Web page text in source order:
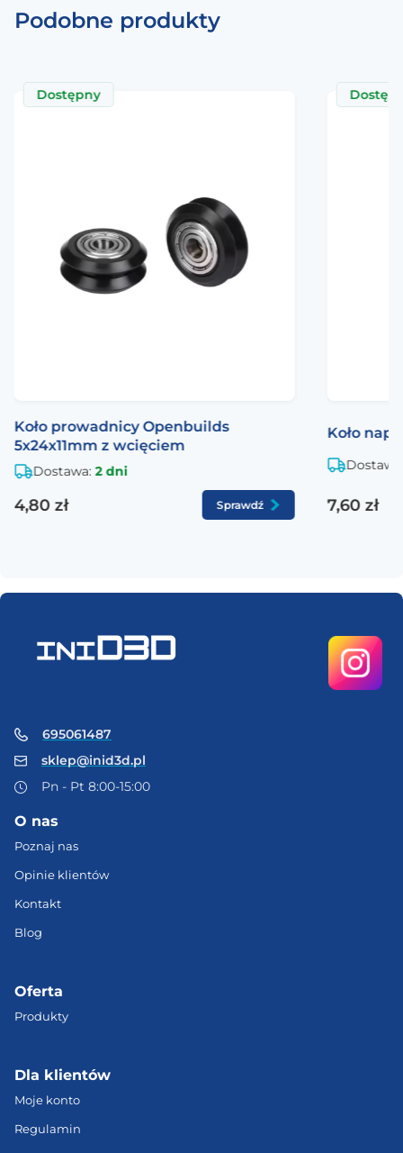
Podobne produkty
Koło prowadnicy Openbuilds
5x24x11mm z wcięciem
Dostawa:2 dni
4,80 zł Sprawdź
Dostępny
Koło
7,60 zł
695061487
sklep@inid3d.pl
Pn - Pt 8:00-15:00
O nas
Poznaj nas
Opinie klientów
Kontakt
Blog
Oferta
Produkty
Dla klientów
Moje konto
Regulamin